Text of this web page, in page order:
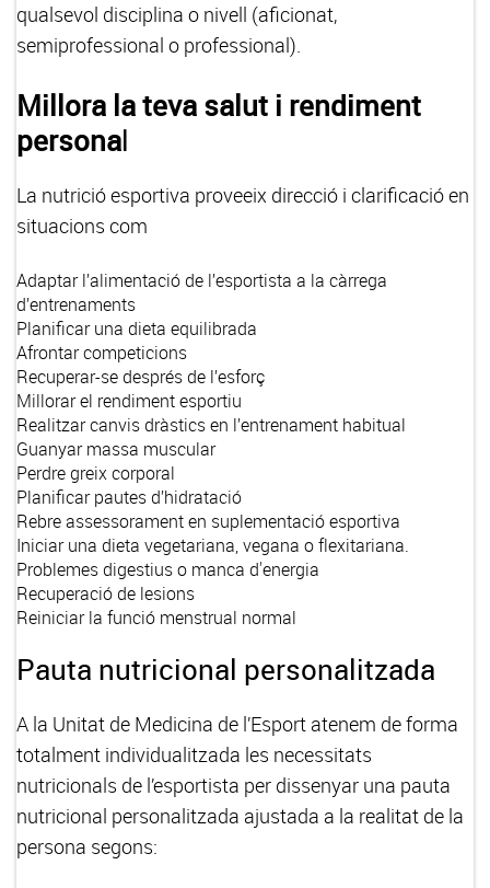
qualsevol disciplina o nivell (aficionat,
semiprofessional o professional).
Millora la teva salut i rendiment
personal
La nutrició esportiva proveeix direcció i clarificació en
situacions com
Adaptar l’alimentació de l’esportista a la càrrega
d’entrenaments
Planificar una dieta equilibrada
Afrontar competicions
Recuperar-se després de l’esforç
Millorar el rendiment esportiu
Realitzar canvis dràstics en l’entrenament habitual
Guanyar massa muscular
Perdre greix corporal
Planificar pautes d’hidratació
Rebre assessorament en suplementació esportiva
Iniciar una dieta vegetariana, vegana o flexitariana.
Problemes digestius o manca d'energia
Recuperació de lesions
Reiniciar la funció menstrual normal
Pauta nutricional personalitzada
A la Unitat de Medicina de l’Esport atenem de forma
totalment individualitzada les necessitats
nutricionals de l’esportista per dissenyar una pauta
nutricional personalitzada ajustada a la realitat de la
persona segons: